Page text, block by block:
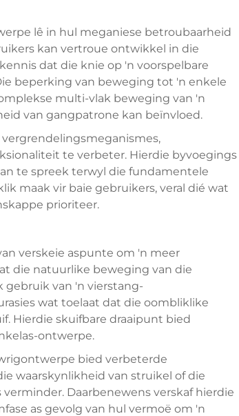
lê in hul meganiese betroubaarheid
kan vertroue ontwikkel in die
dat die knie op 'n voorspelbare
beperking van beweging tot 'n enkele
multi-vlak beweging van 'n
van gangpatrone kan beïnvloed.
te verbeter. Hierdie byvoegings
te spreek terwyl die fundamentele
maak vir baie gebruikers, veral dié wat
prioriteer.
verskeie aspunte om 'n meer
die natuurlike beweging van die
gebruik van 'n vierstang-
wat toelaat dat die oombliklike
Hierdie skuifbare draaipunt bied
ontwerpe.
bied verbeterde
waarskynlikheid van struikel of die
Daarbenewens verskaf hierdie
as gevolg van hul vermoë om 'n